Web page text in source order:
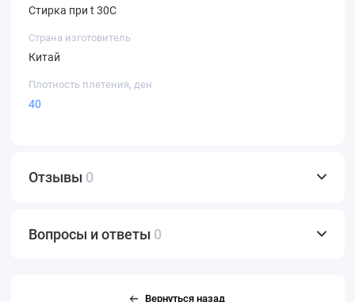
Стирка при t 30С
Страна изготовитель
Китай
Плотность плетения, ден
40
Отзывы 0
Вопросы и ответы 0
Вернуться назад